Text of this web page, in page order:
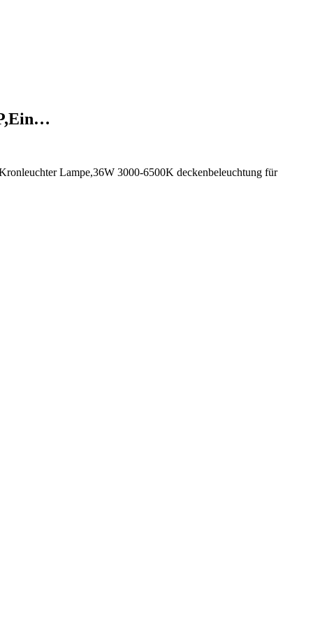
Lampe,36W 3000-6500K deckenbeleuchtung für